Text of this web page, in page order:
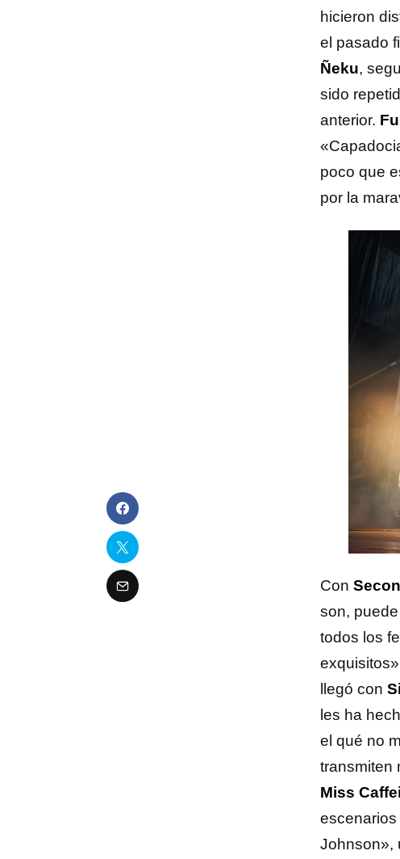
hicieron
el pasado
Ñeku,
sido
anterior. Full
poco que
por la
Con
son,
todos los
llegó con
les ha
el qué no
transmiten
Miss
Johnson»,